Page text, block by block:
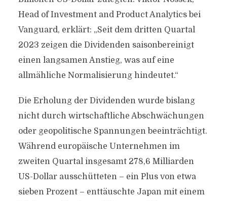
Head of Investment and Product Analytics bei
Vanguard, erklärt: „Seit dem dritten Quartal
2023 zeigen die Dividenden saisonbereinigt
einen langsamen Anstieg, was auf eine
allmähliche Normalisierung hindeutet.“
Die Erholung der Dividenden wurde bislang
nicht durch wirtschaftliche Abschwächungen
oder geopolitische Spannungen beeinträchtigt.
Während europäische Unternehmen im
zweiten Quartal insgesamt 278,6 Milliarden
US-Dollar ausschütteten – ein Plus von etwa
sieben Prozent – enttäuschte Japan mit einem